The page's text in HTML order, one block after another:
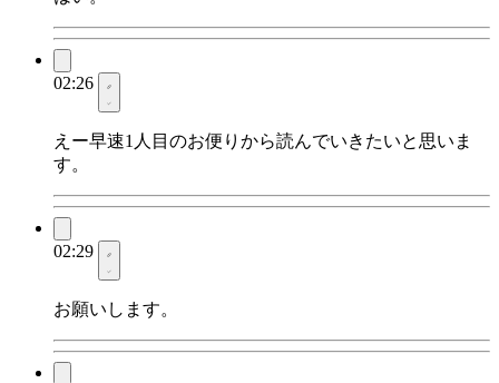
02:26
えー早速1人目のお便りから読んでいきたいと思いま
す。
02:29
お願いします。